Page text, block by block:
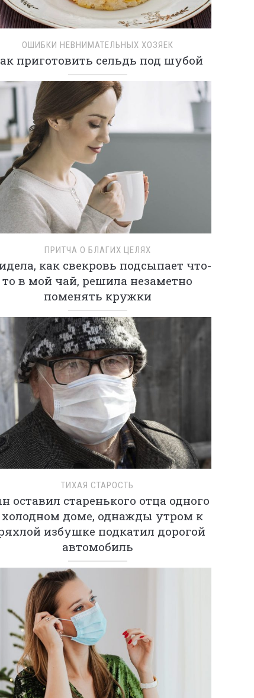
ОШИБКИ НЕВНИМАТЕЛЬНЫХ ХОЗЯЕК
приготовить сельдь под шубой
ПРИТЧА О БЛАГИХ ЦЕЛЯХ
как свекровь подсыпает что-
то в мой чай, решила незаметно
поменять кружки
ТИХАЯ СТАРОСТЬ
оставил старенького отца одного
холодном доме, однажды утром к
избушке подкатил дорогой
автомобиль